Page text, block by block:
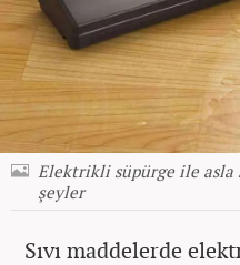
Elektrikli süpürge ile asla
şeyler
Sıvı maddelerde